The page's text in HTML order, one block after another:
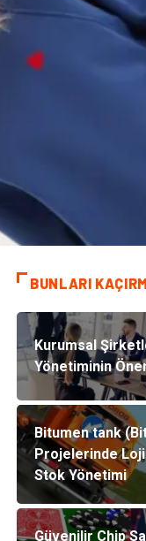
BUNLARI
Kurumsal
Yönetiminin
Bitumen tank
Projelerinde
Stok Yönetimi
Güvenilir Chip